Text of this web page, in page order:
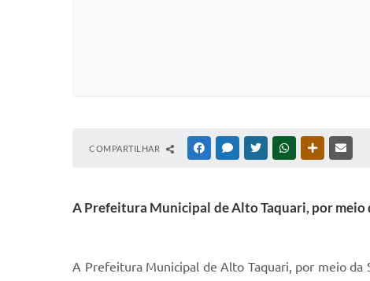
COMPARTILHAR FACEBOOKMESSENGER
TWITTERWHATSAPPOUTRAS
A Prefeitura Municipal de Alto Taquari, por meio
A Prefeitura Municipal de Alto Taquari, por meio da